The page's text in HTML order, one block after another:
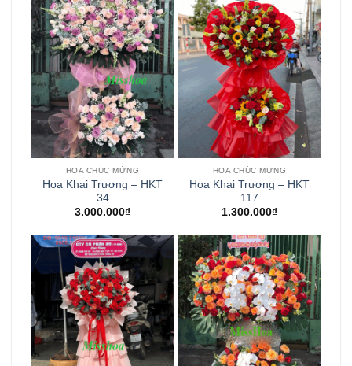
HOA CHÚC MỪNG
Hoa Khai Trương – HKT
34
3.000.000₫
HOA CHÚC MỪNG
Hoa Khai Trương – HKT
117
1.300.000₫